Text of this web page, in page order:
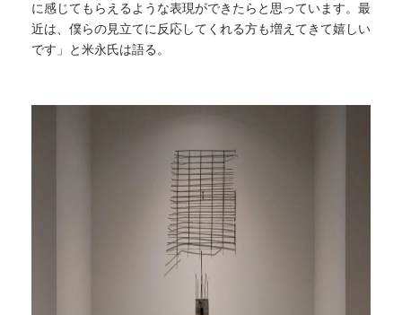
に感じてもらえるような表現ができたらと思っています。最
近は、僕らの見立てに反応してくれる方も増えてきて嬉しい
です」と米永氏は語る。